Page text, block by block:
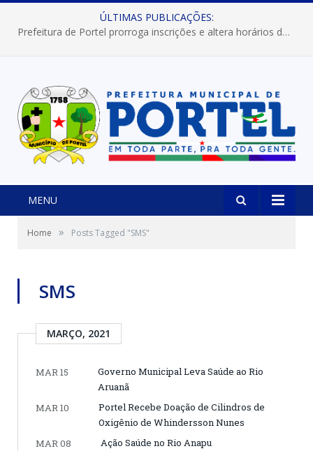
ÚLTIMAS PUBLICAÇÕES:
Prefeitura de Portel prorroga inscrições e altera horários dos concursos “Musa” e “Miss Mix Verão 2026”
MENU
Home » Posts Tagged "SMS"
SMS
MARÇO, 2021
MAR 15
Governo Municipal Leva Saúde ao Rio
Aruanã
MAR 10
Portel Recebe Doação de Cilindros de
Oxigênio de Whindersson Nunes
MAR 08
Ação Saúde no Rio Anapu